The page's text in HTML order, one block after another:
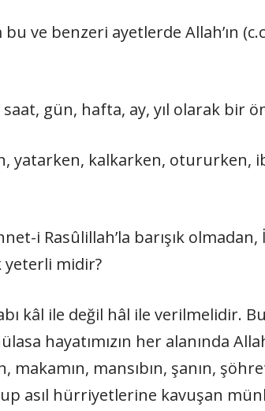
ve benzeri ayetlerde Allah’ın
saat, gün, hafta, ay, yıl olarak
yatarken, kalkarken, otururken,
i Rasûlillah’la barışık
yeterli midir?
kâl ile değil hâl ile verilmelidir.
hayatımızın her alanında
makamın, mansıbın, şanın,
asıl hürriyetlerine kavuşan